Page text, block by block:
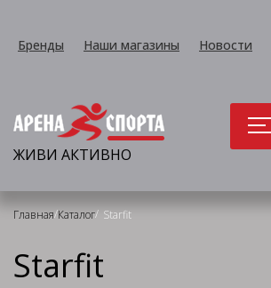
Бренды Наши магазины Новости
ЖИВИ АКТИВНО
Главная/Каталог/ Starfit
Starfit